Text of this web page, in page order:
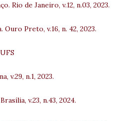
Rio de Janeiro, v.12, n.03, 2023.
Preto, v.16, n. 42, 2023.
v.29, n.1, 2023.
v.23, n.43, 2024.